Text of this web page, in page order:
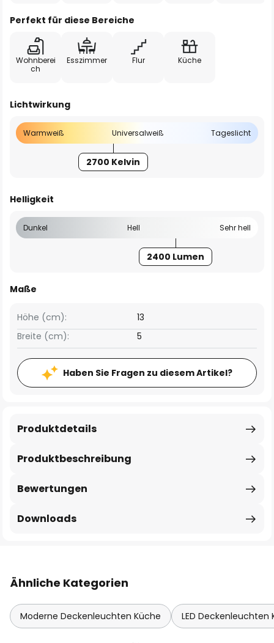
Perfekt für diese Bereiche
Wohnberei
ch
Esszimmer Flur Küche
Lichtwirkung
Warmweiß Universalweiß Tageslicht
2700 Kelvin
Helligkeit
Dunkel Hell Sehr hell
2400 Lumen
Maße
Breite (cm): 5
Höhe (cm): 13
Haben Sie Fragen zu diesem Artikel?
Produktbeschreibung
Produktdetails
Bewertungen
Downloads
Ähnliche Kategorien
Moderne Deckenleuchten Küche LED Deckenleuchten